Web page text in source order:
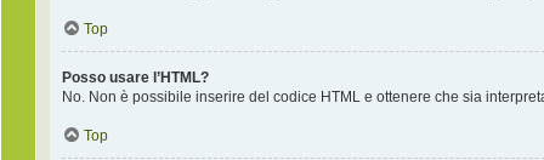
Top
Posso usare l’HTML?
No. Non è possibile inserire del codice HTML e ottenere che sia
Top